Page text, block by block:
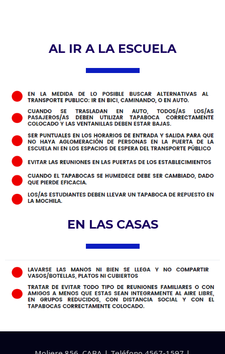
AL IR A LA ESCUELA
EN LAS CASAS